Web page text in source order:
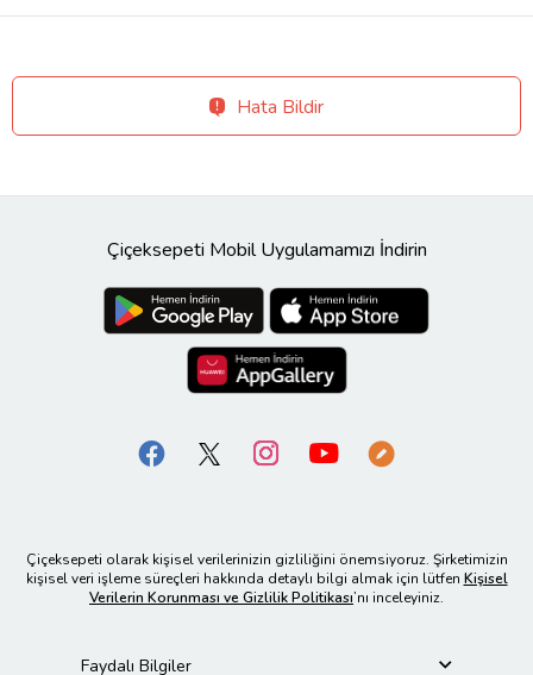
Hata Bildir
Çiçeksepeti Mobil Uygulamamızı İndirin
Çiçeksepeti olarak kişisel verilerinizin gizliliğini önemsiyoruz. Şirketimizin
kişisel veri işleme süreçleri hakkında detaylı bilgi almak için lütfen Kişisel
Verilerin Korunması ve Gizlilik Politikası’nı inceleyiniz.
Faydalı Bilgiler